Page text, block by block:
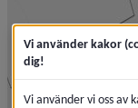
Vi använder kakor
dig!
Vi använder vi oss av